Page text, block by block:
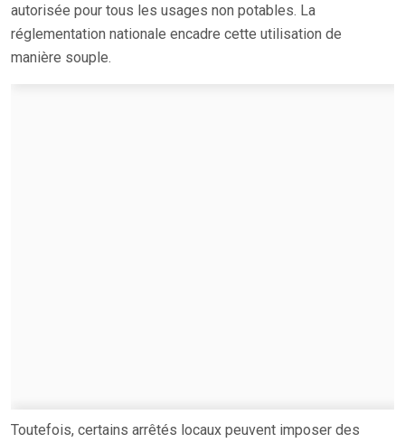
autorisée pour tous les usages non potables. La
réglementation nationale encadre cette utilisation de
manière souple.
Toutefois, certains arrêtés locaux peuvent imposer des